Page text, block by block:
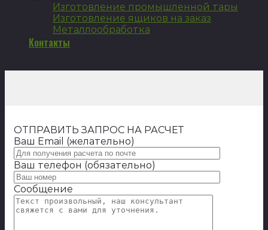
Изготовление промышленной тары
Изготовление ящиков на заказ
Металлообработка
Контакты
ОТПРАВИТЬ ЗАПРОС НА РАСЧЕТ
Ваш Email (желательно)
Ваш телефон (обязательно)
Сообщение